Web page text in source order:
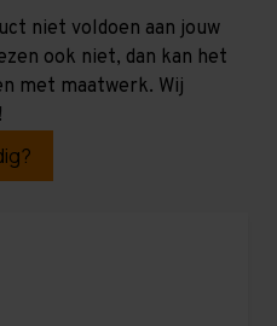
niet voldoen aan jouw
ook niet, dan kan het
met maatwerk. Wij